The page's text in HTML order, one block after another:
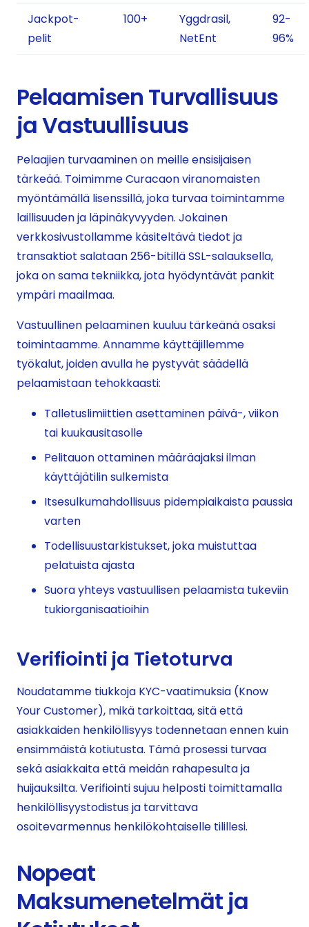
Jackpot-
pelit
100+
Yggdrasil,
NetEnt
92-
96%
Pelaamisen Turvallisuus
ja Vastuullisuus
Pelaajien turvaaminen on meille ensisijaisen
tärkeää. Toimimme Curacaon viranomaisten
myöntämällä lisenssillä, joka turvaa toimintamme
laillisuuden ja läpinäkyvyyden. Jokainen
verkkosivustollamme käsiteltävä tiedot ja
transaktiot salataan 256-bitillä SSL-salauksella,
joka on sama tekniikka, jota hyödyntävät pankit
ympäri maailmaa.
Vastuullinen pelaaminen kuuluu tärkeänä osaksi
toimintaamme. Annamme käyttäjillemme
työkalut, joiden avulla he pystyvät säädellä
pelaamistaan tehokkaasti:
Talletuslimiittien asettaminen päivä-, viikon
tai kuukausitasolle
Pelitauon ottaminen määräajaksi ilman
käyttäjätilin sulkemista
Itsesulkumahdollisuus pidempiaikaista paussia
varten
Todellisuustarkistukset, joka muistuttaa
pelatuista ajasta
Suora yhteys vastuullisen pelaamista tukeviin
tukiorganisaatioihin
Verifiointi ja Tietoturva
Noudatamme tiukkoja KYC-vaatimuksia (Know
Your Customer), mikä tarkoittaa, sitä että
asiakkaiden henkilöllisyys todennetaan ennen kuin
ensimmäistä kotiutusta. Tämä prosessi turvaa
sekä asiakkaita että meidän rahapesulta ja
huijauksilta. Verifiointi sujuu helposti toimittamalla
henkilöllisyystodistus ja tarvittava
osoitevarmennus henkilökohtaiselle tilillesi.
Nopeat
Maksumenetelmät ja